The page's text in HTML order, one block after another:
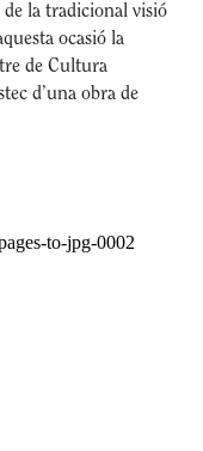
de la tradicional visió
ocasió la
de Cultura
d’una obra de